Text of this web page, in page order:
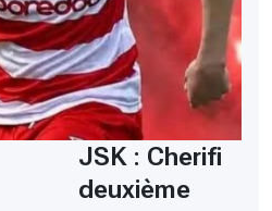
JSK : Cherifi
deuxième